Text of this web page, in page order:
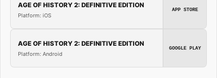
AGE OF HISTORY 2: DEFINITIVE EDITION
Platform: iOS
APP STORE
AGE OF HISTORY 2: DEFINITIVE EDITION
Platform: Android
GOOGLE PLAY